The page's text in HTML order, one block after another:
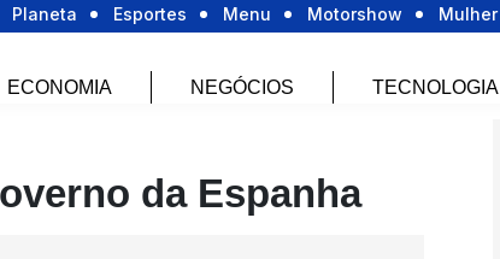
Planeta Esportes Menu Motorshow Mulher
ECONOMIA NEGÓCIOS TECNOLOGIA
da Espanha